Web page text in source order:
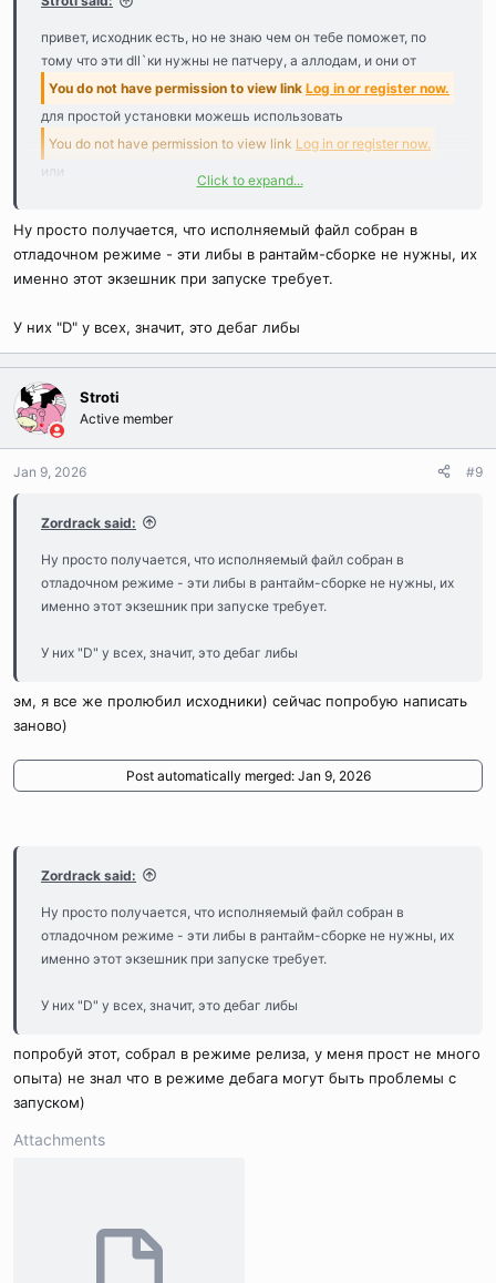
привет, исходник есть, но не знаю чем он тебе поможет, по
тому что эти dll`ки нужны не патчеру, а аллодам, и они от
You do not have permission to view link Log in or register now.
для простой установки можешь использовать
You do not have permission to view link Log in or register now.
или
или с оф сайта Майкрософт
Click to expand...
Ну просто получается, что исполняемый файл собран в
отладочном режиме - эти либы в рантайм-сборке не нужны, их
именно этот экзешник при запуске требует.
У них "D" у всех, значит, это дебаг либы
Stroti
Active member
Jan 9, 2026 #9
Zordrack said:
Ну просто получается, что исполняемый файл собран в
отладочном режиме - эти либы в рантайм-сборке не нужны, их
именно этот экзешник при запуске требует.
У них "D" у всех, значит, это дебаг либы
эм, я все же пролюбил исходники) сейчас попробую написать
заново)
Post automatically merged: Jan 9, 2026
Zordrack said:
Ну просто получается, что исполняемый файл собран в
отладочном режиме - эти либы в рантайм-сборке не нужны, их
именно этот экзешник при запуске требует.
У них "D" у всех, значит, это дебаг либы
попробуй этот, собрал в режиме релиза, у меня прост не много
опыта) не знал что в режиме дебага могут быть проблемы с
запуском)
Attachments